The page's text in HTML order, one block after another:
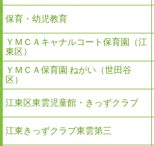
保育・幼児教育
ＹＭＣＡキャナルコート保育園（江
東区）
ＹＭＣＡ保育園 ねがい（世田谷
区）
江東区東雲児童館・きっずクラブ
江東きっずクラブ東雲第三